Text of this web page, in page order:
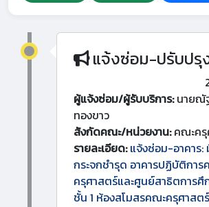
แจ้งซ่อม-ปรับปรุ
ผู้แจ้งซ่อม/ผู้รับบริการ:นายณั
ทองขาว
สังกัดคณะ/หน่วยงาน:คณะครุ
รายละเอียด: แจ้งซ่อม-อาคาร:
กระจกชำรุด อาคารปฏิบัติการ
ครุศาสตร์และศูนย์สาธิตการ
ชั้น 1 ห้องสโมสรคณะครุศาสตร์